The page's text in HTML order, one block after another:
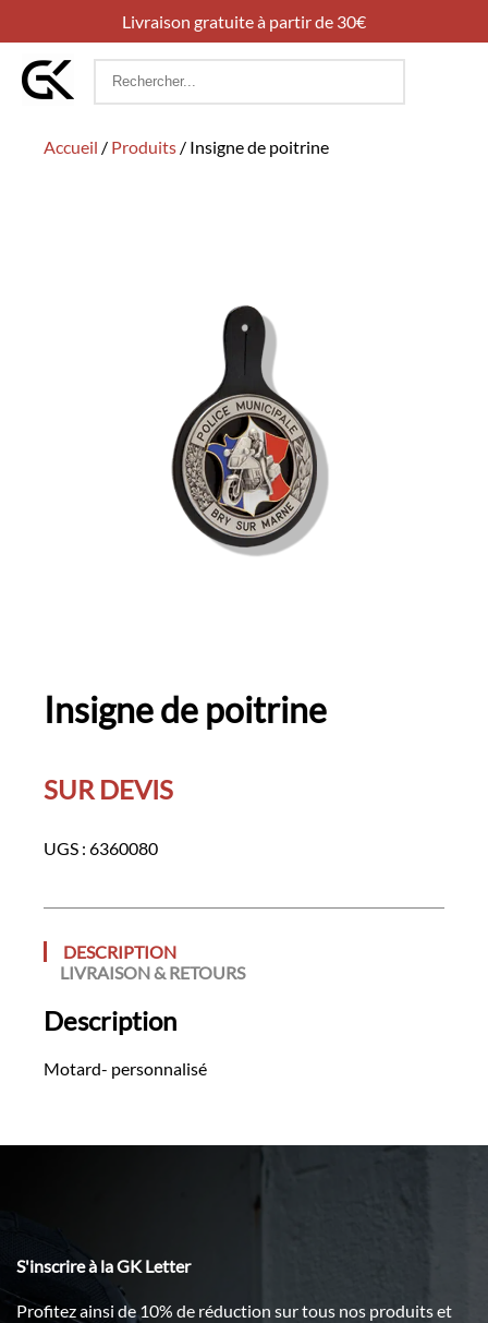
Livraison gratuite à partir de 30€
Rechercher
Accueil / Produits / Insigne de poitrine
Insigne de poitrine
SUR DEVIS
UGS : 6360080
DESCRIPTION
LIVRAISON & RETOURS
Description
Motard- personnalisé
S'inscrire à la GK Letter
Profitez ainsi de 10% de réduction sur tous nos produits et